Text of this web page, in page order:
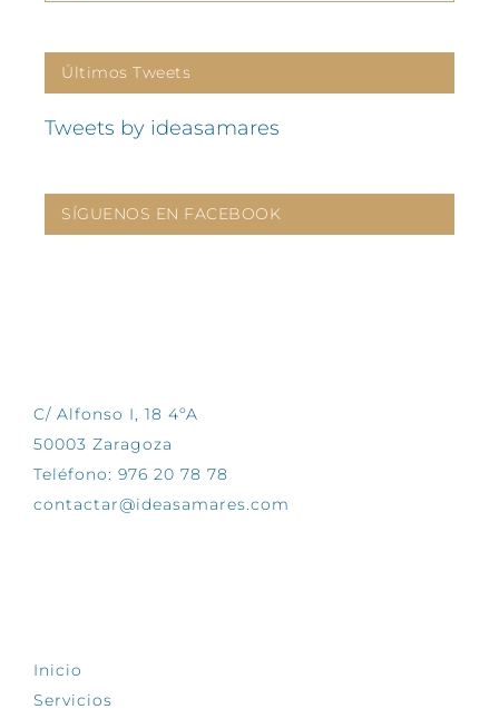
Últimos Tweets
Tweets by ideasamares
SÍGUENOS EN FACEBOOK
C/ Alfonso I, 18 4ºA
50003 Zaragoza
Teléfono: 976 20 78 78
contactar@ideasamares.com
Inicio
Servicios